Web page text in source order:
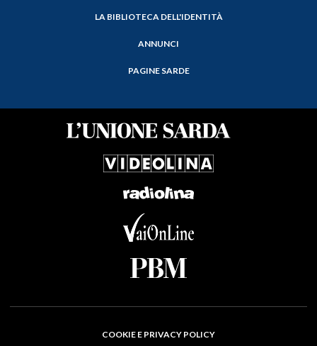
LA BIBLIOTECA DELL'IDENTITÀ
ANNUNCI
PAGINE SARDE
COOKIE E PRIVACY POLICY